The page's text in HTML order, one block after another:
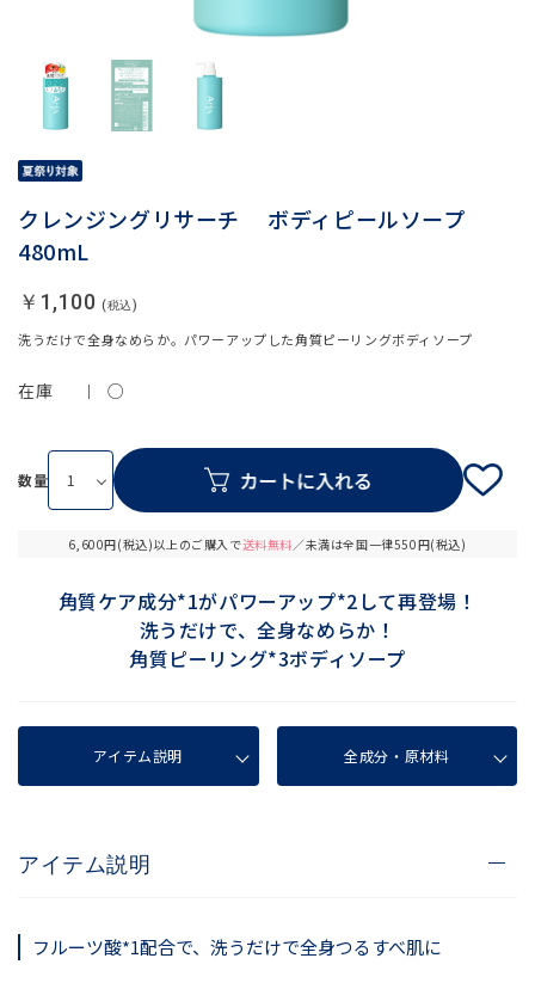
6,600円(税込)以上のご購入で送料無料／未満は全国一律550円(税込)
クレンジングリサーチ ボディピールソープ
480mL
洗うだけで全身なめらか。パワーアップした角質ピーリングボディソープ
￥1,100
在庫 ○
数量
角質ケア成分*1がパワーアップ*2して再登場！
洗うだけで、全身なめらか！
角質ピーリング*3ボディソープ
アイテム説明 全成分・原材料
アイテム説明
フルーツ酸*1配合で、洗うだけで全身つるすべ肌に